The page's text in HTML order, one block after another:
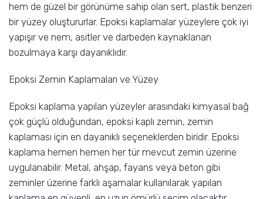
hem de güzel bir görünüme sahip olan sert, plastik benzeri
bir yüzey oluştururlar. Epoksi kaplamalar yüzeylere çok iyi
yapışır ve nem, asitler ve darbeden kaynaklanan
bozulmaya karşı dayanıklıdır.
Epoksi Zemin Kaplamaları ve Yüzey
Epoksi kaplama yapılan yüzeyler arasındaki kimyasal bağ
çok güçlü olduğundan, epoksi kaplı zemin, zemin
kaplaması için en dayanıklı seçeneklerden biridir. Epoksi
kaplama hemen hemen her tür mevcut zemin üzerine
uygulanabilir. Metal, ahşap, fayans veya beton gibi
zeminler üzerine farklı aşamalar kullanılarak yapılan